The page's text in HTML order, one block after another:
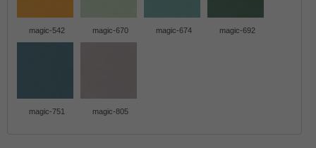
magic-542 magic-670 magic-674 magic-692
magic-751 magic-805